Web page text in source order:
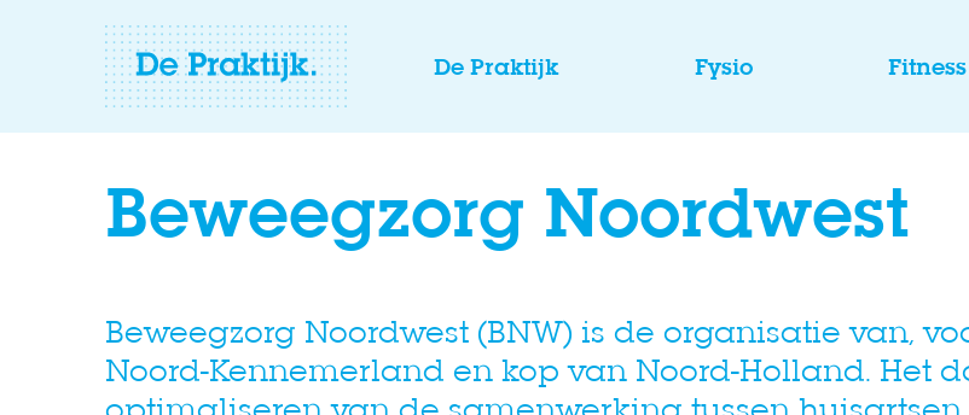
De Praktijk Fysio Fitness
Beweegzorg Noordwest
Beweegzorg Noordwest (BNW) is de organisatie van,
Noord-Kennemerland en kop van Noord-Holland. Het